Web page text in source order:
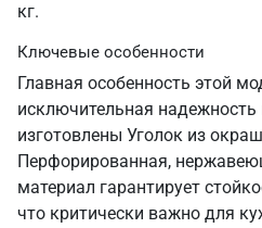
кг.
Ключевые особенности
Главная особенность этой
исключительная надежность
изготовлены Уголок из
Перфорированная,
материал гарантирует
что критически важно для